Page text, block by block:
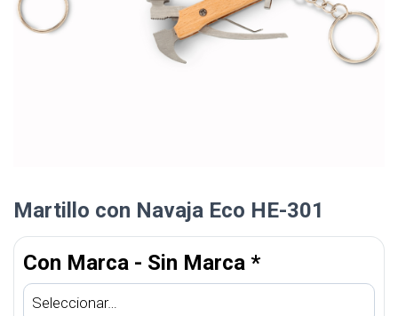
Martillo con Navaja Eco HE-301
Con Marca - Sin Marca *